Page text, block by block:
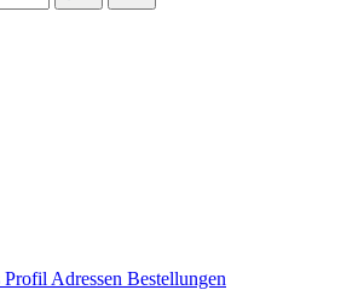
Profil Adressen Bestellungen